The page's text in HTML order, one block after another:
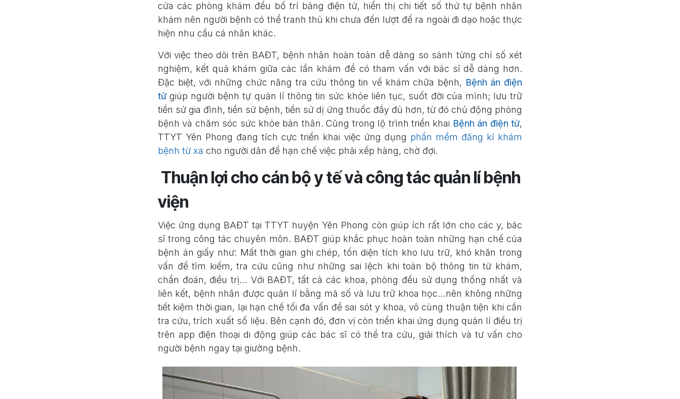
cửa các phòng khám đều bố trí bảng điện tử, hiển thị chi tiết số thứ tự bệnh nhân
khám nên người bệnh có thể tranh thủ khi chưa đến lượt để ra ngoài đi dạo hoặc thực
hiện nhu cầu cá nhân khác.
Với việc theo dõi trên BAĐT, bệnh nhân hoàn toàn dễ dàng so sánh từng chỉ số xét
nghiệm, kết quả khám giữa các lần khám để có tham vấn với bác sĩ dễ dàng hơn.
Đặc biệt, với những chức năng tra cứu thông tin về khám chữa bệnh, Bệnh án điện
tử giúp người bệnh tự quản lí thông tin sức khỏe liên tục, suốt đời của mình; lưu trữ
tiền sử gia đình, tiền sử bệnh, tiền sử dị ứng thuốc đầy đủ hơn, từ đó chủ động phòng
bệnh và chăm sóc sức khỏe bản thân. Cũng trong lộ trình triển khai Bệnh án điện tử,
TTYT Yên Phong đang tích cực triển khai việc ứng dụng phần mềm đăng kí khám
bệnh từ xa cho người dân để hạn chế việc phải xếp hàng, chờ đợi.
Thuận lợi cho cán bộ y tế và công tác quản lí bệnh
viện
Việc ứng dụng BAĐT tại TTYT huyện Yên Phong còn giúp ích rất lớn cho các y, bác
sĩ trong công tác chuyên môn. BAĐT giúp khắc phục hoàn toàn những hạn chế của
bệnh án giấy như: Mất thời gian ghi chép, tốn diện tích kho lưu trữ, khó khăn trong
vấn đề tìm kiếm, tra cứu cũng như những sai lệch khi toàn bộ thông tin từ khám,
chẩn đoán, điều trị… Với BAĐT, tất cả các khoa, phòng đều sử dụng thống nhất và
liên kết, bệnh nhân được quản lí bằng mã số và lưu trữ khoa học…nên không những
tiết kiệm thời gian, lại hạn chế tối đa vấn đề sai sót y khoa, vô cùng thuận tiện khi cần
tra cứu, trích xuất số liệu. Bên cạnh đó, đơn vị còn triển khai ứng dụng quản lí điều trị
trên app điện thoại di động giúp các bác sĩ có thể tra cứu, giải thích và tư vấn cho
người bệnh ngay tại giường bệnh.